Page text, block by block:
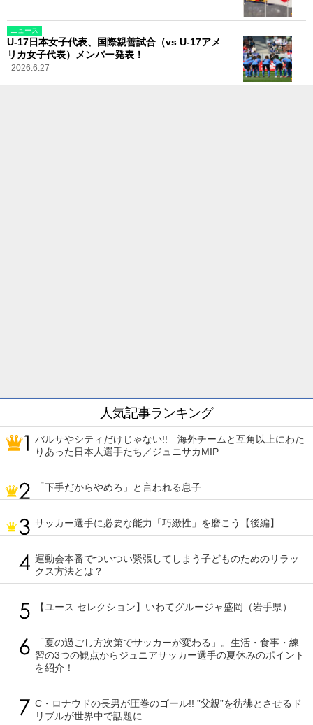
ニュース
U-17日本女子代表、国際親善試合（vs U-17アメ
リカ女子代表）メンバー発表！
2026.6.27
人気記事ランキング
バルサやシティだけじゃない!! 海外チームと互角以上にわた
りあった日本人選手たち／ジュニサカMIP
「下手だからやめろ」と言われる息子
サッカー選手に必要な能力「巧緻性」を磨こう【後編】
運動会本番でついつい緊張してしまう子どものためのリラッ
クス方法とは？
【ユース セレクション】いわてグルージャ盛岡（岩手県）
「夏の過ごし方次第でサッカーが変わる」。生活・食事・練
習の3つの観点からジュニアサッカー選手の夏休みのポイント
を紹介！
C・ロナウドの長男が圧巻のゴール!! ”父親”を彷彿とさせるド
リブルが世界中で話題に